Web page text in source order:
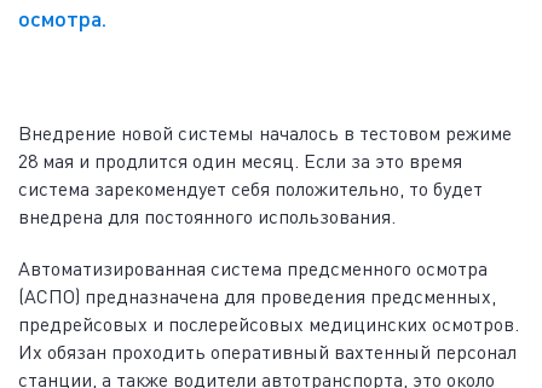
осмотра.
Внедрение новой системы началось в тестовом режиме
28 мая и продлится один месяц. Если за это время
система зарекомендует себя положительно, то будет
внедрена для постоянного использования.
Автоматизированная система предсменного осмотра
(АСПО) предназначена для проведения предсменных,
предрейсовых и послерейсовых медицинских осмотров.
Их обязан проходить оперативный вахтенный персонал
станции, а также водители автотранспорта, это около